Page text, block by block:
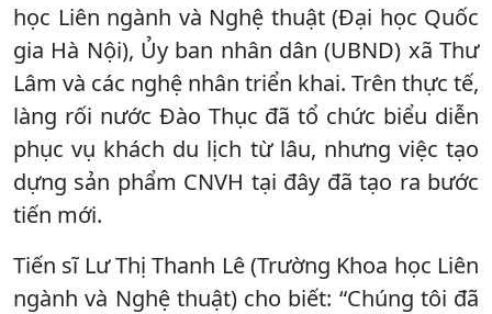
học Liên ngành và Nghệ thuật (Đại học Quốc
gia Hà Nội), Ủy ban nhân dân (UBND) xã Thư
Lâm và các nghệ nhân triển khai. Trên thực tế,
làng rối nước Đào Thục đã tổ chức biểu diễn
phục vụ khách du lịch từ lâu, nhưng việc tạo
dựng sản phẩm CNVH tại đây đã tạo ra bước
tiến mới.
Tiến sĩ Lư Thị Thanh Lê (Trường Khoa học Liên
ngành và Nghệ thuật) cho biết: “Chúng tôi đã